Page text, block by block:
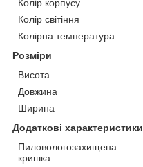
Колір корпусу
Колір світіння
Колірна температура
Розміри
Висота
Довжина
Ширина
Додаткові характеристики
Пиловологозахищена
кришка